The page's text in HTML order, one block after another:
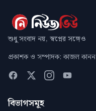
শুধু সংবাদ নয়, স্বপ্নের সঙ্গেও
প্রকাশক ও সম্পাদক: কাজল কানন
বিভাগসমূহ